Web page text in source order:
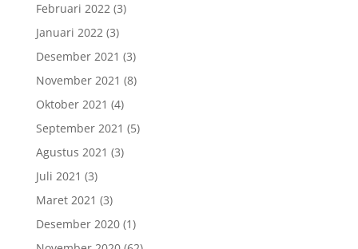
Februari 2022(3)
Januari 2022(3)
Desember 2021 (3)
November 2021 (8)
Oktober 2021 (4)
September 2021 (5)
Agustus 2021 (3)
Juli 2021 (3)
Maret 2021 (3)
Desember 2020(1)